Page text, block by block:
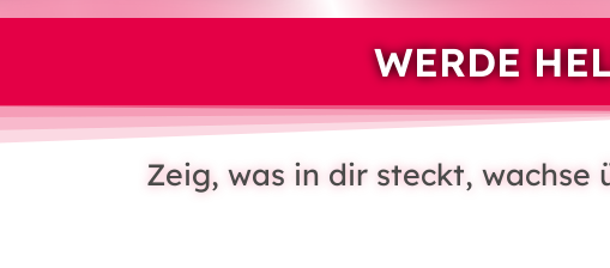
WERDE
Zeig, was in dir steckt, wachse